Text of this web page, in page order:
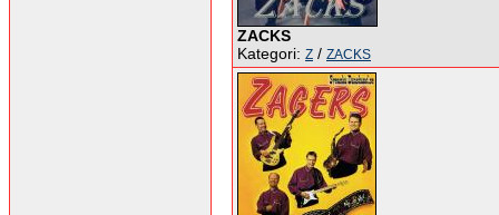
ZACKS
Kategori: Z / ZACKS